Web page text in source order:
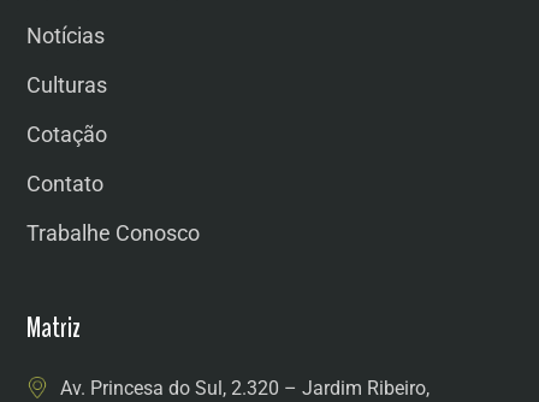
Notícias
Culturas
Cotação
Contato
Trabalhe Conosco
Matriz
Av. Princesa do Sul, 2.320 – Jardim Ribeiro,